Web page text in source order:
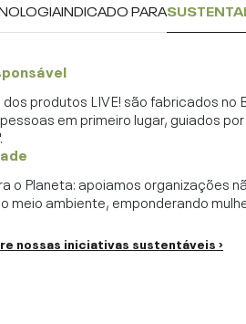
INDICADO PARA
produtos LIVE! são fabricados
em primeiro lugar, guiados
o Planeta: apoiamos organizações
meio ambiente, emponderando
nossas iniciativas sustentáveis ›